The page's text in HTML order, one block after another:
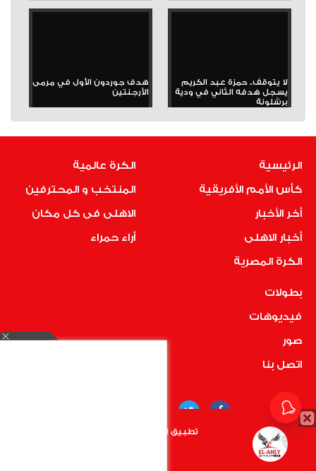
لا يتوقف.. حمزة عبد الكريم
يسجل هدفه الثاني في ودية
برشلونة
هدف جوردون الأول في مرمى
الأرجنتين
الرئيسية
كأس الأمم الأفريقية
أخر الأخبار
أخبار الاهلى
الكرة المصرية
الكرة عالمية
المنتخب و المحترفين
الاهلى فى كل مكان
أراء حمراء
بطولات
فيديوهات
صور
اتصل بنا
COPYRIGHT © 2019 RedMedia | ALL RIGHTS RESERVED
تطبيق الأهلي.كوم متاح الأن